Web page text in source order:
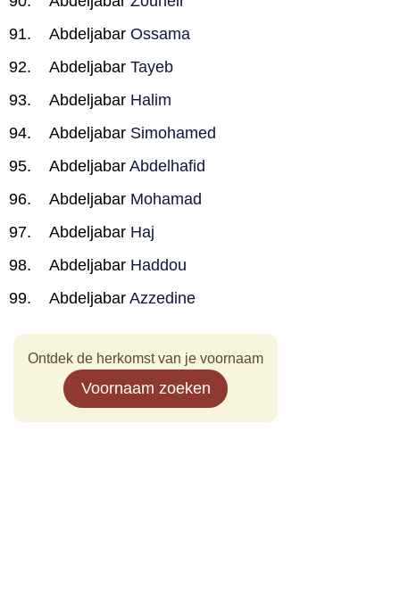
Abdeljabar Ossama
Abdeljabar Tayeb
Abdeljabar Halim
Abdeljabar Simohamed
Abdeljabar Abdelhafid
Abdeljabar Mohamad
Abdeljabar Haj
Abdeljabar Haddou
Abdeljabar Azzedine
Ontdek de herkomst van je voornaam
Voornaam zoeken